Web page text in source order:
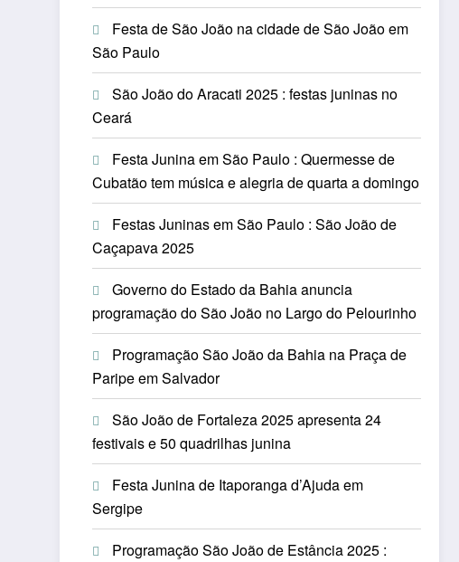
Festa de São João na cidade de São João em
São Paulo
São João do Aracati 2025 : festas juninas no
Ceará
Festa Junina em São Paulo : Quermesse de
Cubatão tem música e alegria de quarta a domingo
Festas Juninas em São Paulo : São João de
Caçapava 2025
Governo do Estado da Bahia anuncia
programação do São João no Largo do Pelourinho
Programação São João da Bahia na Praça de
Paripe em Salvador
São João de Fortaleza 2025 apresenta 24
festivais e 50 quadrilhas junina
Festa Junina de Itaporanga d’Ajuda em
Sergipe
Programação São João de Estância 2025 :